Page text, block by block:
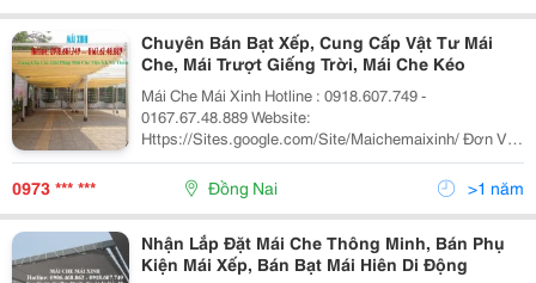
Chuyên Bán Bạt Xếp, Cung Cấp Vật Tư Mái
Che, Mái Trượt Giếng Trời, Mái Che Kéo
Mái Che Mái Xinh Hotline : 0918.607.749 -
0167.67.48.889 Website:
Https://Sites.google.com/Site/Maichemaixinh/ Đơn Vị
Làm Mái Hiên Di Động, Mái Xếp Uy Tín Mái Xinh Là Đơn
Vị Tiên Phong Hàng Đầu Trong Việc Sản Xuất, Cung Cấp
Các Dòng Sản P
0973 *** *** Đồng Nai >1 năm
Nhận Lắp Đặt Mái Che Thông Minh, Bán Phụ
Kiện Mái Xếp, Bán Bạt Mái Hiên Di Động